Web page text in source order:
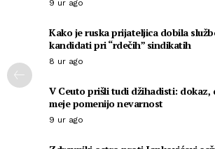
9 ur ago
Kako je ruska prijateljica dobila
kandidati pri “rdečih” sindikatih
8 ur ago
V Ceuto prišli tudi džihadisti: dokaz,
meje pomenijo nevarnost
9 ur ago